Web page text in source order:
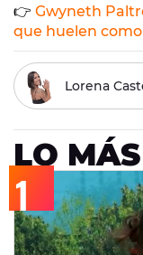
👉 Gwyneth
que huelen
Lorena
LO MÁS